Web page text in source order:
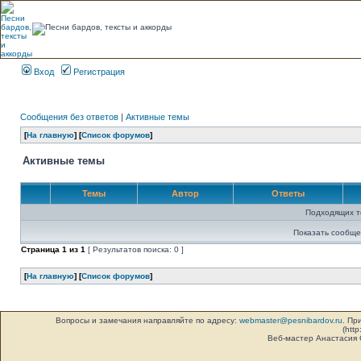
Вход Регистрация
Сообщения без ответов | Активные темы
[На главную] [Список форумов]
Активные темы
Темы Автор Ответы
Подходящих
Показать
Страница 1 из 1 [ Результатов поиска: 0 ]
[На главную] [Список форумов]
Вопросы и замечания направляйте по адресу: webmaster@pesnibardov.ru .
Веб-мастер